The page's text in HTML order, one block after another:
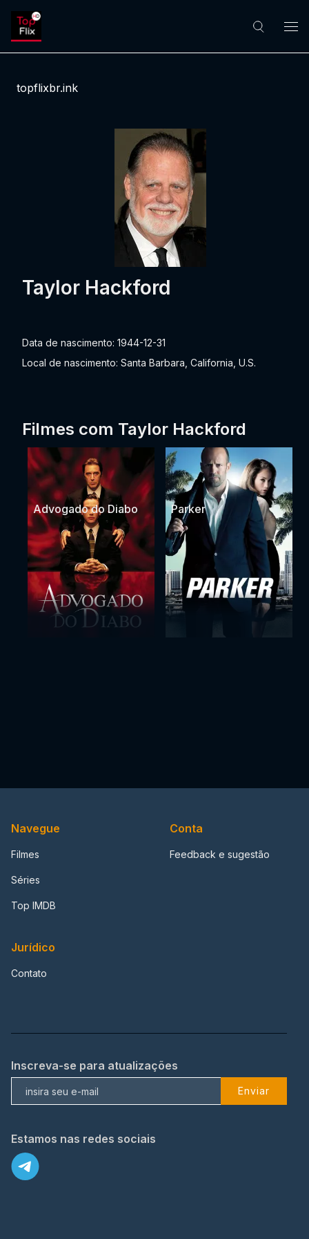
topflixbr.ink
Taylor Hackford
Data de nascimento: 1944-12-31
Local de nascimento: Santa Barbara, California, U.S.
Filmes com Taylor Hackford
Advogado do Diabo Parker
Navegue
Filmes
Séries
Top IMDB
Conta
Feedback e sugestão
Jurídico
Contato
Inscreva-se para atualizações
Enviar
Estamos nas redes sociais